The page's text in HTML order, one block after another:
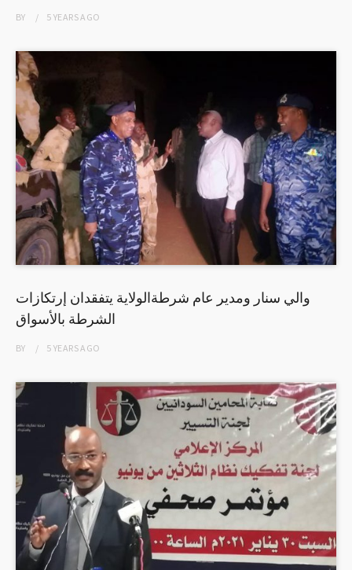
BY 5 YEARSAGO
والي سنار ومدير عام شرطةالولاية يتفقدان إرتكازات
الشرطة بالأسواق
BY 5 YEARSAGO